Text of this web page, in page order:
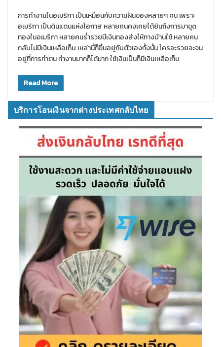
การทำงานในอเมริกา เป็นเหมือนกับความฝันของหลายๆ คน เพราะ
อเมริกา เป็นดินแดนแห่งโอกาส หลายคนคงเคยได้ยินถึงการมาขุด
ทองในอเมริกา หลายคนร่ำรวยมีเงินทองส่งให้ทางบ้านใช้ หลายคน
กลับไม่มีเงินเหลือเก็บ เหล่านี้ก็ขึ้นอยู่กับตัวเองทั้งนั้น ใครจะรวยจะจน
อยู่ที่การทำตน ทำงานมากก็ได้มาก ใช้เงินเป็นก็มีเงินเหลือเก็บ
Read More
บริการโอนเงินจากต่างประเทศกลับไทย